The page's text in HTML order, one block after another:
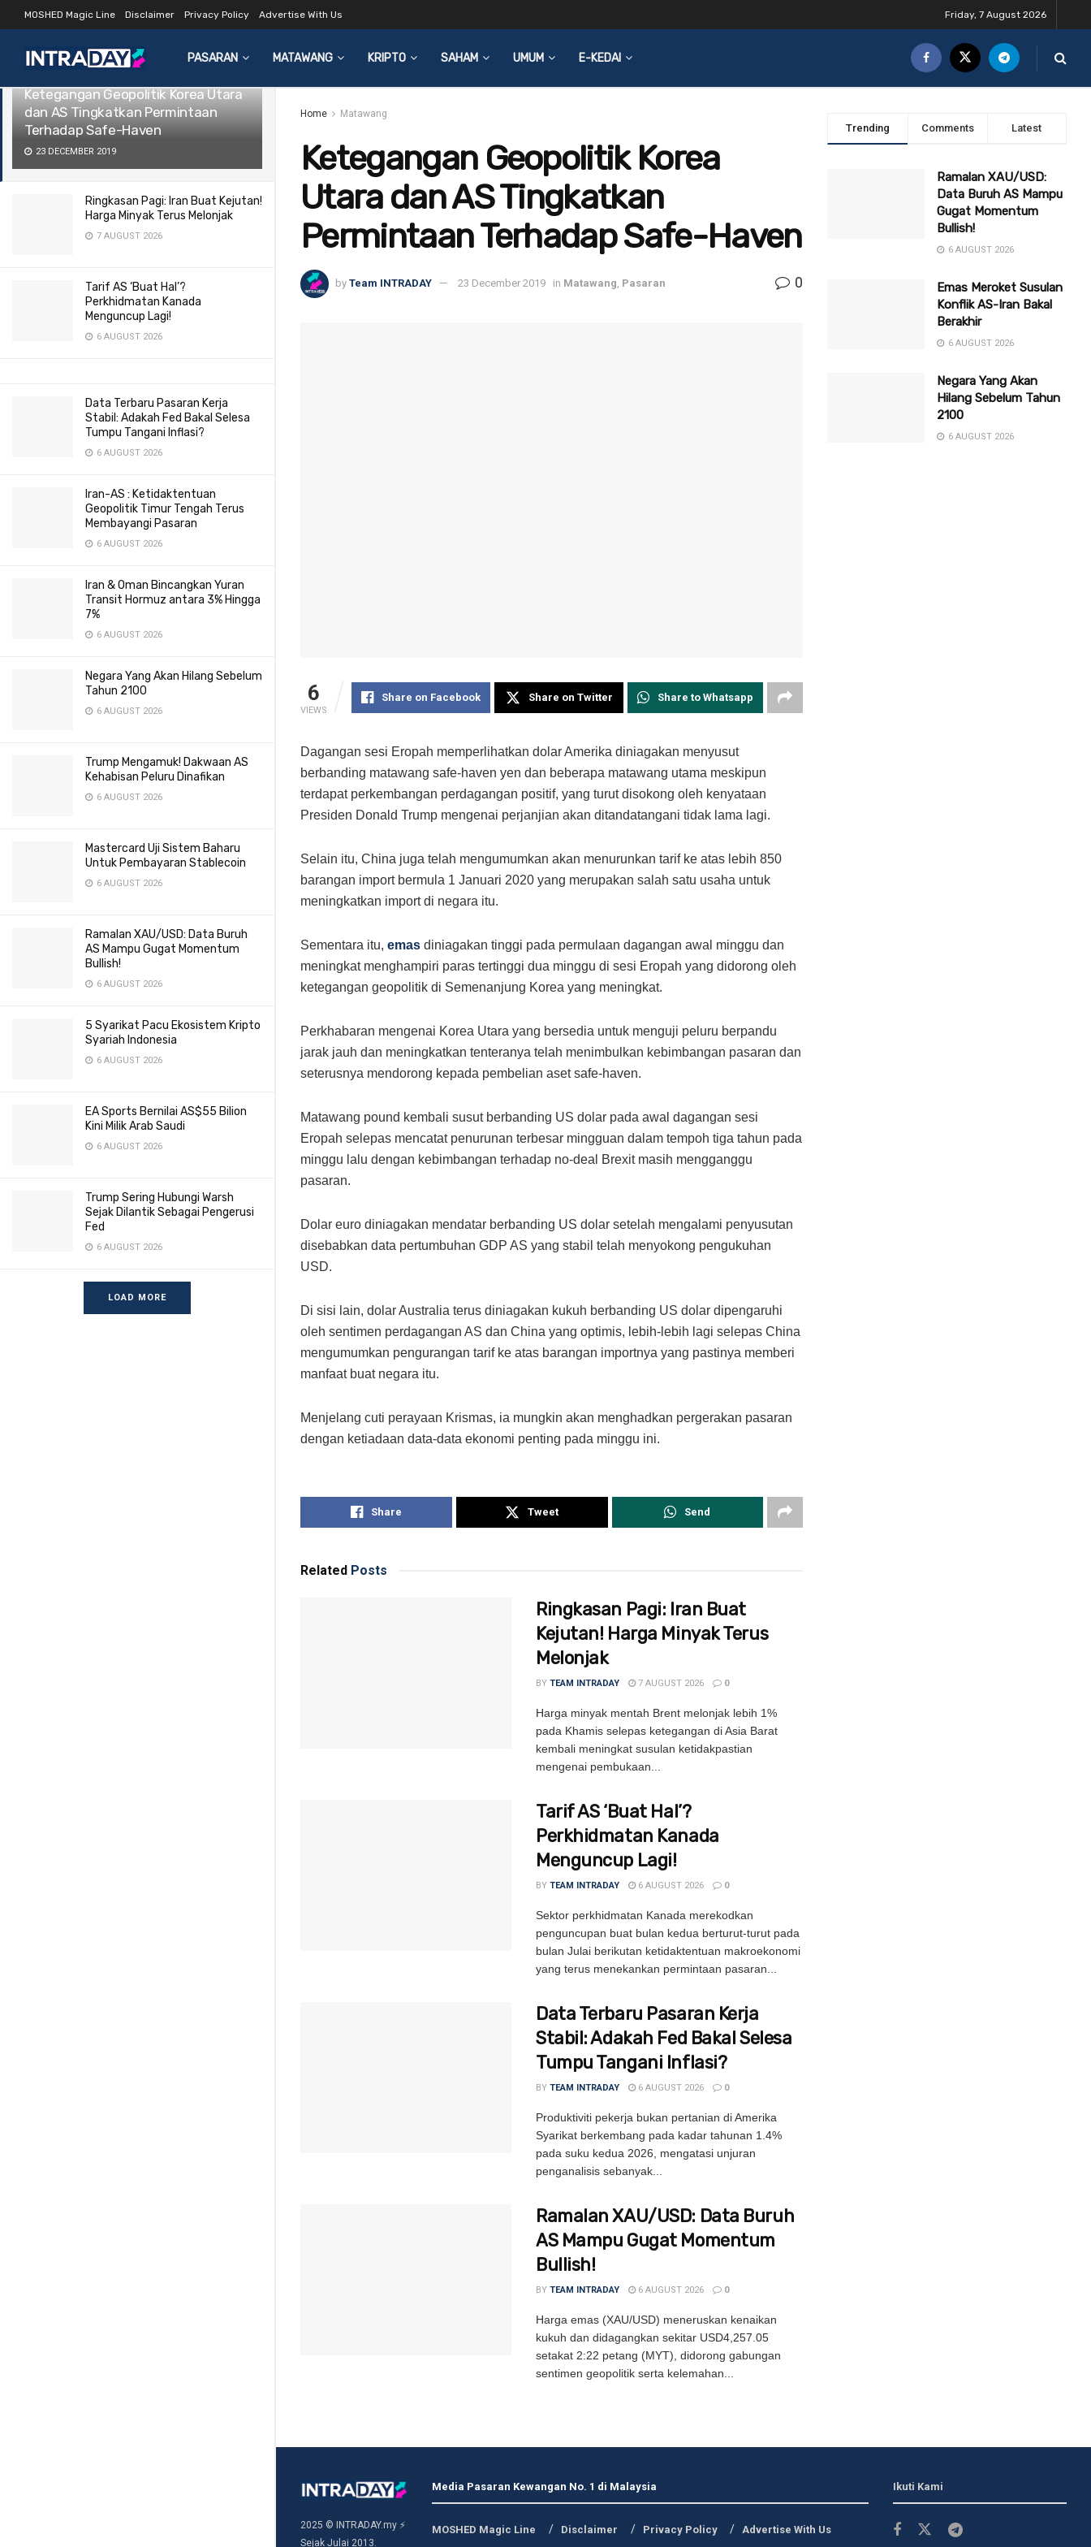
LATEST TRENDING Filter
Ketegangan Geopolitik Korea Utara
dan AS Tingkatkan Permintaan
Terhadap Safe-Haven
23 DECEMBER 2019
Ringkasan Pagi: Iran Buat Kejutan!
Harga Minyak Terus Melonjak
7 AUGUST 2026
Tarif AS ‘Buat Hal’?
Perkhidmatan Kanada
Menguncup Lagi!
6 AUGUST 2026
Data Terbaru Pasaran Kerja
Stabil: Adakah Fed Bakal Selesa
Tumpu Tangani Inflasi?
6 AUGUST 2026
Iran-AS : Ketidaktentuan
Geopolitik Timur Tengah Terus
Membayangi Pasaran
6 AUGUST 2026
Iran & Oman Bincangkan Yuran
Transit Hormuz antara 3% Hingga
7%
6 AUGUST 2026
Negara Yang Akan Hilang Sebelum
Tahun 2100
6 AUGUST 2026
Trump Mengamuk! Dakwaan AS
Kehabisan Peluru Dinafikan
6 AUGUST 2026
Mastercard Uji Sistem Baharu
Untuk Pembayaran Stablecoin
6 AUGUST 2026
Ramalan XAU/USD: Data Buruh
AS Mampu Gugat Momentum
Bullish!
6 AUGUST 2026
5 Syarikat Pacu Ekosistem Kripto
Syariah Indonesia
6 AUGUST 2026
EA Sports Bernilai AS$55 Bilion
Kini Milik Arab Saudi
6 AUGUST 2026
Trump Sering Hubungi Warsh
Sejak Dilantik Sebagai Pengerusi
Fed
6 AUGUST 2026
LOAD MORE
MOSHED Magic Line Disclaimer Privacy Policy Advertise With Us Friday, 7 August 2026
PASARAN MATAWANG KRIPTO SAHAM UMUM E-KEDAI
Home Matawang
Ketegangan Geopolitik Korea
Utara dan AS Tingkatkan
Permintaan Terhadap Safe-Haven
by Team INTRADAY 23 December 2019 in Matawang Pasaran 0
6
VIEWS
Share on Facebook Share on Twitter Share to Whatsapp
Dagangan sesi Eropah memperlihatkan dolar Amerika diniagakan menyusut
berbanding matawang safe-haven yen dan beberapa matawang utama meskipun
terdapat perkembangan perdagangan positif, yang turut disokong oleh kenyataan
Presiden Donald Trump mengenai perjanjian akan ditandatangani tidak lama lagi.
Selain itu, China juga telah mengumumkan akan menurunkan tarif ke atas lebih 850
barangan import bermula 1 Januari 2020 yang merupakan salah satu usaha untuk
meningkatkan import di negara itu.
Sementara itu, emas diniagakan tinggi pada permulaan dagangan awal minggu dan
meningkat menghampiri paras tertinggi dua minggu di sesi Eropah yang didorong oleh
ketegangan geopolitik di Semenanjung Korea yang meningkat.
Perkhabaran mengenai Korea Utara yang bersedia untuk menguji peluru berpandu
jarak jauh dan meningkatkan tenteranya telah menimbulkan kebimbangan pasaran dan
seterusnya mendorong kepada pembelian aset safe-haven.
Matawang pound kembali susut berbanding US dolar pada awal dagangan sesi
Eropah selepas mencatat penurunan terbesar mingguan dalam tempoh tiga tahun pada
minggu lalu dengan kebimbangan terhadap no-deal Brexit masih mengganggu
pasaran.
Dolar euro diniagakan mendatar berbanding US dolar setelah mengalami penyusutan
disebabkan data pertumbuhan GDP AS yang stabil telah menyokong pengukuhan
USD.
Di sisi lain, dolar Australia terus diniagakan kukuh berbanding US dolar dipengaruhi
oleh sentimen perdagangan AS dan China yang optimis, lebih-lebih lagi selepas China
mengumumkan pengurangan tarif ke atas barangan importnya yang pastinya memberi
manfaat buat negara itu.
Menjelang cuti perayaan Krismas, ia mungkin akan menghadkan pergerakan pasaran
dengan ketiadaan data-data ekonomi penting pada minggu ini.
Share Tweet Send
Related Posts
Ringkasan Pagi: Iran Buat
Kejutan! Harga Minyak Terus
Melonjak
BY TEAM INTRADAY 7 AUGUST 2026 0
Harga minyak mentah Brent melonjak lebih 1%
pada Khamis selepas ketegangan di Asia Barat
kembali meningkat susulan ketidakpastian
mengenai pembukaan...
Tarif AS ‘Buat Hal’?
Perkhidmatan Kanada
Menguncup Lagi!
BY TEAM INTRADAY 6 AUGUST 2026 0
Sektor perkhidmatan Kanada merekodkan
penguncupan buat bulan kedua berturut-turut pada
bulan Julai berikutan ketidaktentuan makroekonomi
yang terus menekankan permintaan pasaran...
Data Terbaru Pasaran Kerja
Stabil: Adakah Fed Bakal Selesa
Tumpu Tangani Inflasi?
BY TEAM INTRADAY 6 AUGUST 2026 0
Produktiviti pekerja bukan pertanian di Amerika
Syarikat berkembang pada kadar tahunan 1.4%
pada suku kedua 2026, mengatasi unjuran
penganalisis sebanyak...
Ramalan XAU/USD: Data Buruh
AS Mampu Gugat Momentum
Bullish!
BY TEAM INTRADAY 6 AUGUST 2026 0
Harga emas (XAU/USD) meneruskan kenaikan
kukuh dan didagangkan sekitar USD4,257.05
setakat 2:22 petang (MYT), didorong gabungan
sentimen geopolitik serta kelemahan...
Trending Comments Latest
Ramalan XAU/USD:
Data Buruh AS Mampu
Gugat Momentum
Bullish!
6 AUGUST 2026
Emas Meroket Susulan
Konflik AS-Iran Bakal
Berakhir
6 AUGUST 2026
Negara Yang Akan
Hilang Sebelum Tahun
2100
6 AUGUST 2026
2025 © INTRADAY.my ⚡
Sejak Julai 2013.
Media Pasaran Kewangan No. 1 di Malaysia
MOSHED Magic Line Disclaimer Privacy Policy Advertise With Us
Ikuti Kami